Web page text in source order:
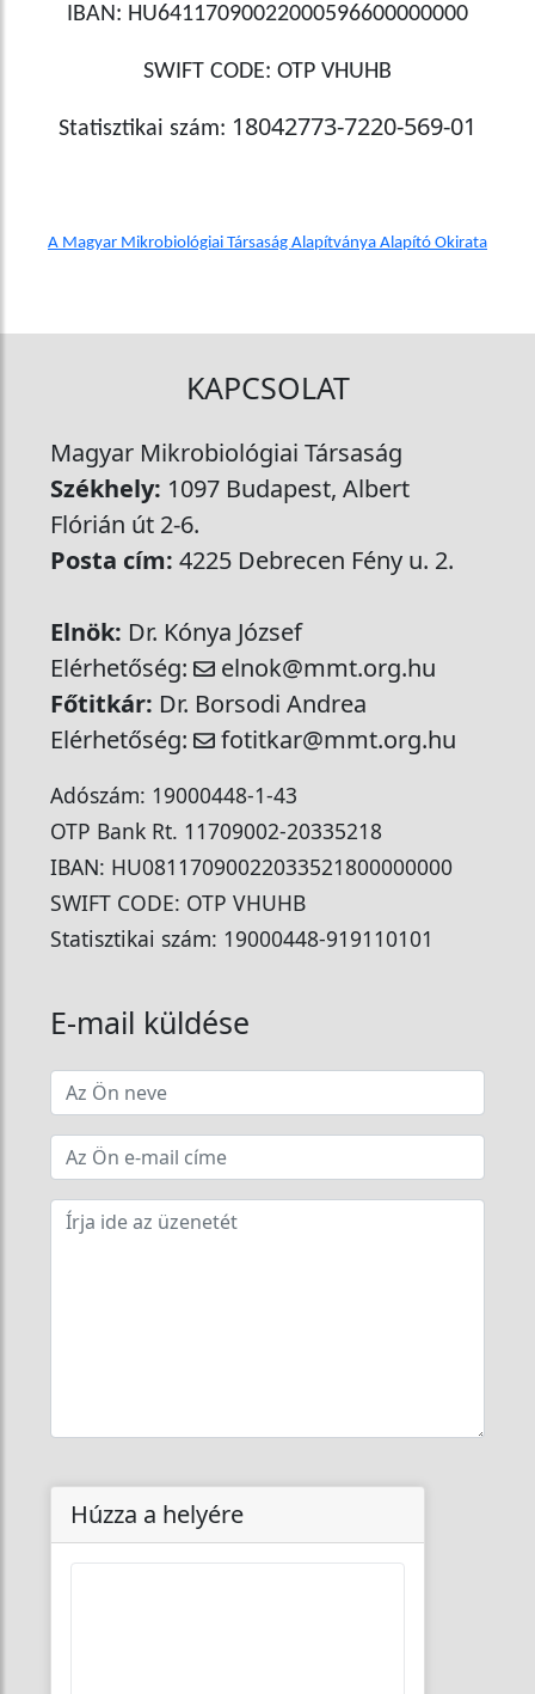
IBAN: HU64117090022000596600000000
SWIFT CODE: OTP VHUHB
Statisztikai szám: 18042773-7220-569-01
A Magyar Mikrobiológiai Társaság Alapítványa Alapító Okirata
KAPCSOLAT
Magyar Mikrobiológiai Társaság
Székhely: 1097 Budapest, Albert
Flórián út 2-6.
Posta cím: 4225 Debrecen Fény u. 2.
Elnök: Dr. Kónya József
Elérhetőség:
elnok@mmt.org.hu
Főtitkár: Dr. Borsodi Andrea
Elérhetőség:
fotitkar@mmt.org.hu
Adószám: 19000448-1-43
OTP Bank Rt. 11709002-20335218
IBAN: HU08117090022033521800000000
SWIFT CODE: OTP VHUHB
Statisztikai szám: 19000448-919110101
E-mail küldése
Húzza a helyére